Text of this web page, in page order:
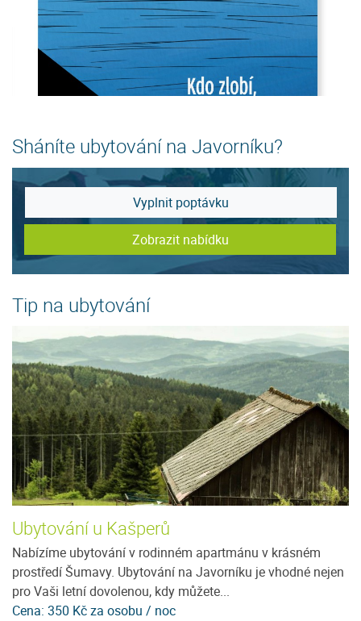
Sháníte ubytování na Javorníku?
Vyplnit poptávku
Zobrazit nabídku
Tip na ubytování
Ubytování u Kašperů
Nabízíme ubytování v rodinném apartmánu v krásném
prostředí Šumavy. Ubytování na Javorníku je vhodné nejen
pro Vaši letní dovolenou, kdy můžete...
Cena: 350 Kč za osobu / noc